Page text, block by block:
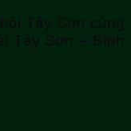
Tây Sơn cùng
Tây Sơn – Bình